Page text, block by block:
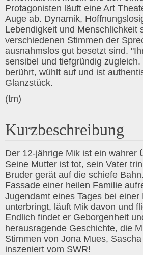
Protagonisten läuft eine Art
Auge ab. Dynamik,
Lebendigkeit und Menschlichkeit
verschiedenen Stimmen der
ausnahmslos gut besetzt sind.
sensibel und tiefgründig
berührt, wühlt auf und ist
Glanzstück.
(tm)
Kurzbeschreibung
Der 12-jährige Mik ist ein wahrer
Seine Mutter ist tot, sein Vater
Bruder gerät auf die schiefe
Fassade einer heilen Familie
Jugendamt eines Tages bei einer
unterbringt, läuft Mik davon und
Endlich findet er Geborgenheit
herausragende Geschichte, die
Stimmen von Jona Mues,
inszeniert vom SWR!